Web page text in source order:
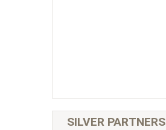
SILVER PARTNERS